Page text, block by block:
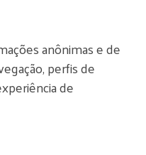
anônimas e de
perfis de
de